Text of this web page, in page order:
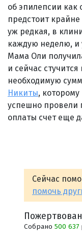
об эпилепсии как
предстоит
уж редкая, в
каждую неделю, и
Мама Оли
и сейчас
необходимую
Никиты,
успешно провели
оплаты счет еще
Сейчас
помочь
Собрано 500 637